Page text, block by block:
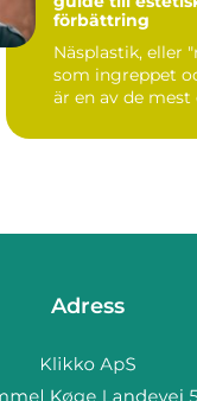
förbättring
Näsplastik, eller
som ingreppet
är en av de mest
Adress